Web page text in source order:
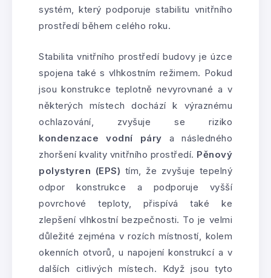
systém, který podporuje stabilitu vnitřního
prostředí během celého roku.
Stabilita vnitřního prostředí budovy je úzce
spojena také s vlhkostním režimem. Pokud
jsou konstrukce teplotně nevyrovnané a v
některých místech dochází k výraznému
ochlazování, zvyšuje se riziko
kondenzace vodní páry a následného
zhoršení kvality vnitřního prostředí. Pěnový
polystyren (EPS) tím, že zvyšuje tepelný
odpor konstrukce a podporuje vyšší
povrchové teploty, přispívá také ke
zlepšení vlhkostní bezpečnosti. To je velmi
důležité zejména v rozích místností, kolem
okenních otvorů, u napojení konstrukcí a v
dalších citlivých místech. Když jsou tyto